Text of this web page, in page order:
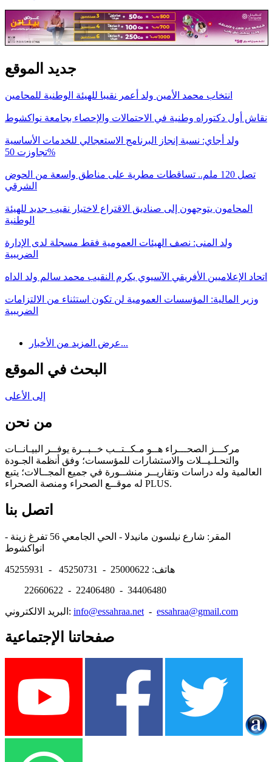
جديد الموقع
انتخاب محمد الأمين ولد أعمر نقيبا للهيئة الوطنية للمحامين
نقاش أول دكتوراه وطنية في الاحتمالات والإحصاء بجامعة نواكشوط
ولد أجاي: نسبة إنجاز البرنامج الاستعجالي للخدمات الأساسية
تجاوزت 50%
تصل 120 ملم.. تساقطات مطرية على مناطق واسعة من الحوض
الشرقي
المحامون يتوجهون إلى صناديق الاقتراع لاختيار نقيب جديد للهيئة
الوطنية
ولد المنى: نصف الهيئات العمومية فقط مسجلة لدى الإدارة
الضريبية
اتحاد الإعلاميين الأفريقي الآسيوي يكرم النقيب محمد سالم ولد الداه
وزير المالية: المؤسسات العمومية لن تكون استثناء من الالتزامات
الضريبية
عرض المزيد من الأخبار...
البحث في الموقع
إلى الأعلى
من نحن
مركـــز الصحـــراء هــو مـكــتــب خــبــرة يوفــر البيـانــات
والتحـلـيــلات والاستشارات للمؤسسات؛ وفق أنظمة الجـودة
العالمية وله دراسات وتقاريــر منشــورة في جميع المجــالات؛ يتبع
له موقــع الصحراء ومنصة الصحراء PLUS.
اتصل بنا
المقر: شارع نيلسون مانيدلا - الحي الجامعي 56 تفرغ زينة -
هاتف: 25000622 - 45250731 - 45255931
22660622 - 22406480 - 34406480
البريد الالكتروني: info@essahraa.net - essahraa@gmail.com
صفحاتنا الإجتماعية